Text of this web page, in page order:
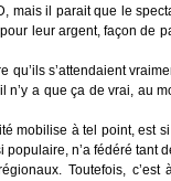
mais il parait que le
leur argent, façon de
s’attendaient
a que ça de vrai, au
mobilise à tel point, est si
n’a fédéré tant
Toutefois,